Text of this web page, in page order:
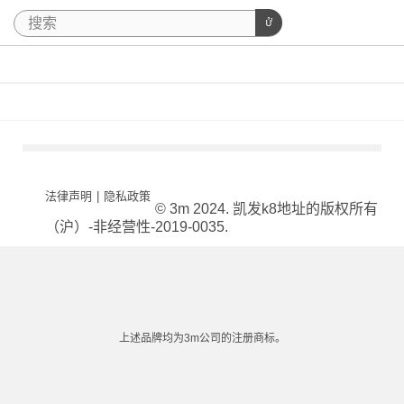
法律声明 | 隐私政策
© 3m 2024. 凯发k8地址的版权所有
（沪）-非经营性-2019-0035.
上述品牌均为3m公司的注册商标。